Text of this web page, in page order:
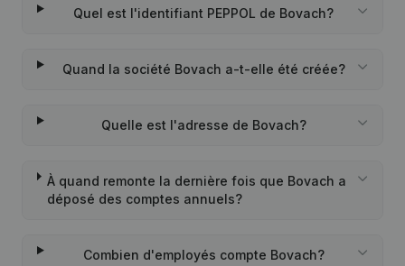
Quel est l'identifiant PEPPOL de Bovach?
Quand la société Bovach a-t-elle été créée?
Quelle est l'adresse de Bovach?
À quand remonte la dernière fois que Bovach a
déposé des comptes annuels?
Combien d'employés compte Bovach?